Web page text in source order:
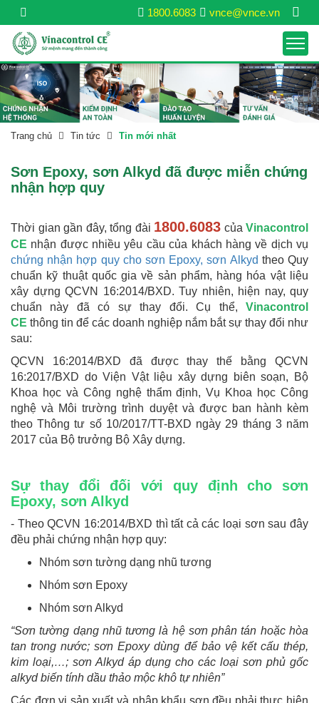
vnce@vnce.vn
1800.6083
Trang chủ Tin tức Tin mới nhất
Sơn Epoxy, sơn Alkyd đã được miễn chứng
nhận hợp quy
Thời gian gần đây, tổng đài 1800.6083 của Vinacontrol
CE nhận được nhiều yêu cầu của khách hàng về dịch vụ
chứng nhận hợp quy cho sơn Epoxy, sơn Alkyd theo Quy
chuẩn kỹ thuật quốc gia về sản phẩm, hàng hóa vật liệu
xây dựng QCVN 16:2014/BXD. Tuy nhiên, hiện nay, quy
chuẩn này đã có sự thay đổi. Cụ thể, Vinacontrol
CE thông tin để các doanh nghiệp nắm bắt sự thay đổi như
sau:
QCVN 16:2014/BXD đã được thay thế bằng QCVN
16:2017/BXD do Viện Vật liệu xây dựng biên soạn, Bộ
Khoa học và Công nghệ thẩm định, Vụ Khoa học Công
nghệ và Môi trường trình duyệt và được ban hành kèm
theo Thông tư số 10/2017/TT-BXD ngày 29 tháng 3 năm
2017 của Bộ trưởng Bộ Xây dựng.
Sự thay đổi đối với quy định cho sơn
Epoxy, sơn Alkyd
- Theo QCVN 16:2014/BXD thì tất cả các loại sơn sau đây
đều phải chứng nhận hợp quy:
Nhóm sơn tường dạng nhũ tương
Nhóm sơn Epoxy
Nhóm sơn Alkyd
“Sơn tường dạng nhũ tương là hệ sơn phân tán hoặc hòa
tan trong nước; sơn Epoxy dùng để bảo vệ kết cấu thép,
kim loại,…; sơn Alkyd áp dụng cho các loại sơn phủ gốc
alkyd biến tính dầu thảo mộc khô tự nhiên”
Các đơn vị sản xuất và nhập khẩu sơn đều phải thực hiện